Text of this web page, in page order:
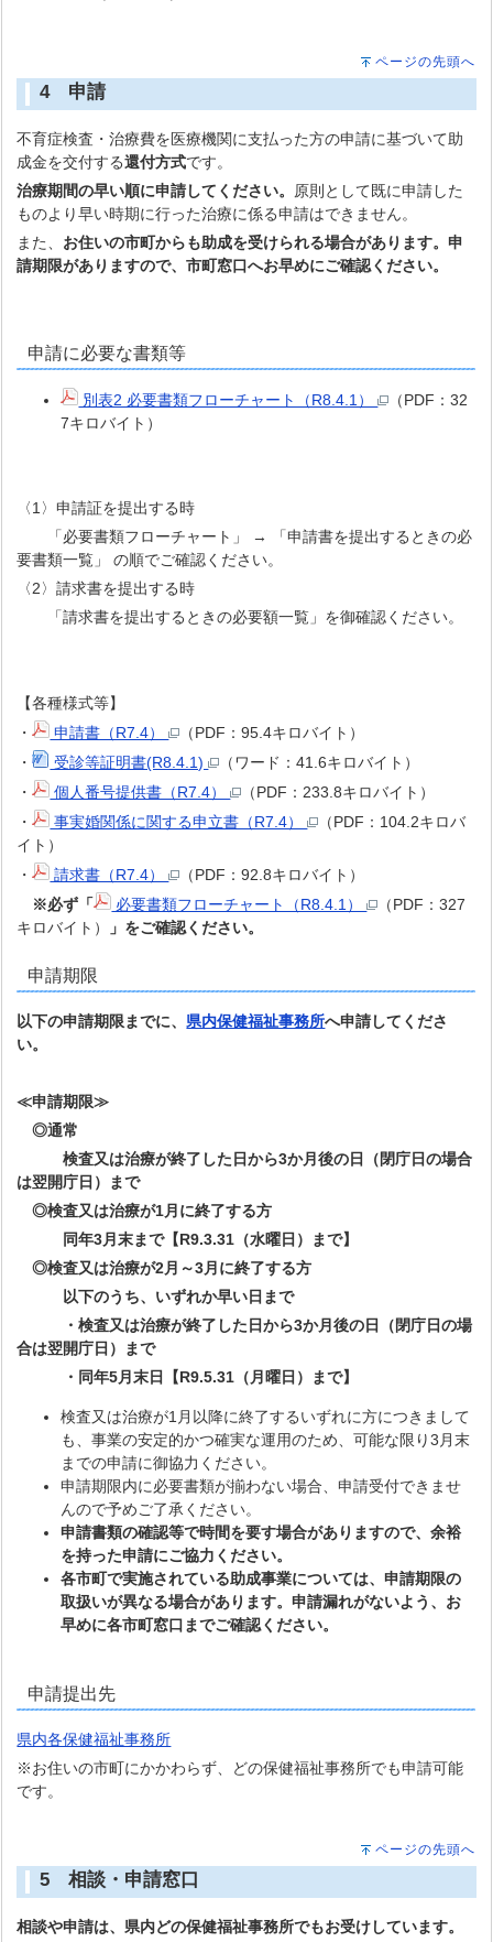
ページの先頭へ
4 申請
不育症検査・治療費を医療機関に支払った方の申請に基づいて助
成金を交付する還付方式です。
治療期間の早い順に申請してください。 原則として既に申請した
ものより早い時期に行った治療に係る申請はできません。
また、 お住いの市町からも助成を受けられる場合があります。申
請期限がありますので、市町窓口へお早めにご確認ください。
申請に必要な書類等
別表2 必要書類フローチャート（R8.4.1）
（PDF：32
7キロバイト）
〈1〉申請証を提出する時
「必要書類フローチャート」 → 「申請書を提出するときの必
要書類一覧」 の順でご確認ください。
〈2〉請求書を提出する時
「請求書を提出するときの必要額一覧」を御確認ください。
【各種様式等】
・
申請書（R7.4）
（PDF：95.4キロバイト）
・
受診等証明書(R8.4.1)
（ワード：41.6キロバイト）
・
個人番号提供書（R7.4）
（PDF：233.8キロバイト）
・
事実婚関係に関する申立書（R7.4）
（PDF：104.2キロバ
イト）
・
請求書（R7.4）
（PDF：92.8キロバイト）
※必ず「
必要書類フローチャート（R8.4.1）
（PDF：327
キロバイト）
」 をご確認ください。
申請期限
以下の申請期限までに、 県内保健福祉事務所へ申請してくださ
い。
≪申請期限≫
◎通常
検査又は治療が終了した日から3か月後の日（閉庁日の場合
は翌開庁日）まで
◎検査又は治療が1月に終了する方
同年3月末まで【R9.3.31（水曜日）まで】
◎検査又は治療が2月～3月に終了する方
以下のうち、いずれか早い日まで
・検査又は治療が終了した日から3か月後の日（閉庁日の場
合は翌開庁日）まで
・同年5月末日【R9.5.31（月曜日）まで】
検査又は治療が1月以降に終了するいずれに方につきまして
も、事業の安定的かつ確実な運用のため、可能な限り3月末
までの申請に御協力ください。
申請期限内に必要書類が揃わない場合、申請受付できませ
んので予めご了承ください。
申請書類の確認等で時間を要す場合がありますので、余裕
を持った申請にご協力ください。
各市町で実施されている助成事業については、申請期限の
取扱いが異なる場合があります。申請漏れがないよう、お
早めに各市町窓口までご確認ください。
申請提出先
県内各保健福祉事務所
※お住いの市町にかかわらず、どの保健福祉事務所でも申請可能
です。
ページの先頭へ
5 相談・申請窓口
相談や申請は、県内どの保健福祉事務所でもお受けしています。